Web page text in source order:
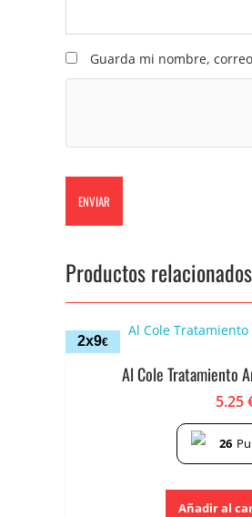
Guarda mi nombre,
Productos relacionados
2x9€
Al Cole Tratamiento
5.25
26
Añadir al